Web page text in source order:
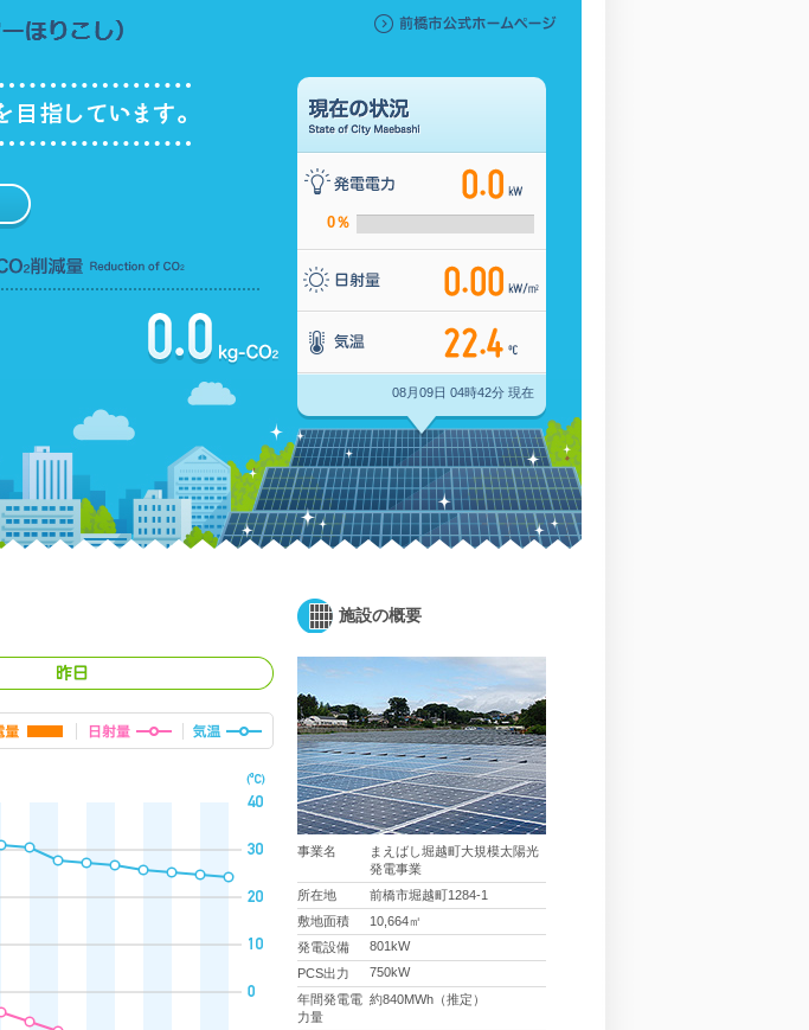
0％
08月09日 04時42分 現在
施設の概要
事業名
まえばし堀越町大規模太陽光
発電事業
所在地
前橋市堀越町1284-1
敷地面積
10,664㎡
発電設備
801kW
PCS出力
750kW
年間発電電
力量
約840MWh（推定）